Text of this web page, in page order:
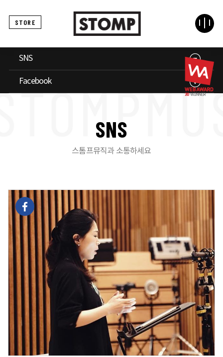
STORE
SNS
Facebook
SNS
스톰프뮤직과 소통하세요